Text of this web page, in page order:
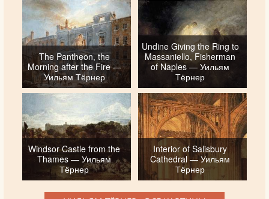
The Pantheon, the
Morning after the Fire —
Уильям Тёрнер
Undine Giving the Ring to
Massaniello, Fisherman
of Naples — Уильям
Тёрнер
Windsor Castle from the
Thames — Уильям
Тёрнер
Interior of Salisbury
Cathedral — Уильям
Тёрнер